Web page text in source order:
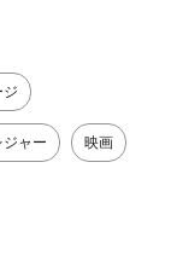
ジ
ジャー 映画